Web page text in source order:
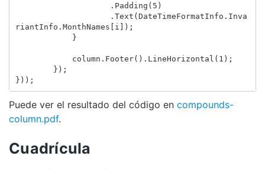
. Padding ( 5 )
. Text ( DateTimeFormatInfo . Inva
riantInfo . MonthNames i
]);
}
column . Footer(). LineHorizontal ( 1 );
});
}));
Puede ver el resultado del código en compounds-
column.pdf.
Cuadrícula